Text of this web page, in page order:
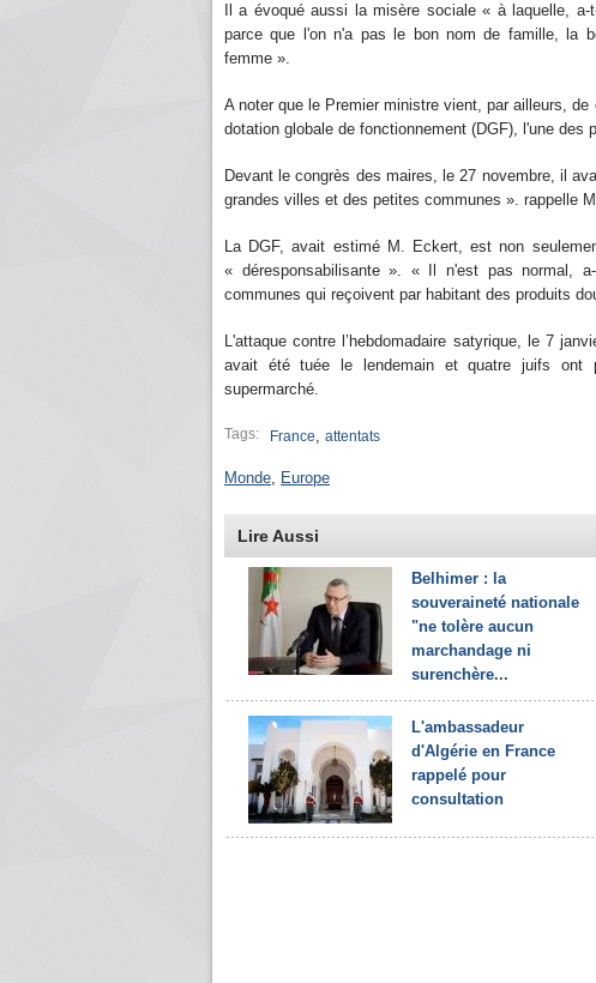
Il a évoqué aussi la misère sociale « à laquelle,
parce que l'on n'a pas le bon nom de famille, la
femme ».
A noter que le Premier ministre vient, par ailleurs,
dotation globale de fonctionnement (DGF), l'une
Devant le congrès des maires, le 27 novembre, il
grandes villes et des petites communes ». rappelle
La DGF, avait estimé M. Eckert, est non
« déresponsabilisante ». « Il n'est pas normal,
communes qui reçoivent par habitant des produits
L'attaque contre l’hebdomadaire satyrique, le 7
avait été tuée le lendemain et quatre juifs ont
supermarché.
Tags: France, attentats
Monde, Europe
Lire Aussi
Belhimer : la
souveraineté nationale
"ne tolère aucun
marchandage ni
surenchère...
L'ambassadeur
d'Algérie en France
rappelé pour
consultation